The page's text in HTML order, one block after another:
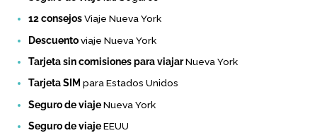
12 consejosViaje Nueva York
Descuentoviaje Nueva York
Tarjeta sin comisiones para viajarNueva York
Tarjeta SIM para Estados Unidos
Seguro de viajeNueva York
Seguro de viajeEEUU